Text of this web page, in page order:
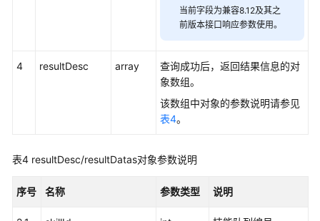
列
口
当前字段为兼容8.12及其之
前版本接口响应参数使用。
4 resultDesc array
查询成功后，返回结果信息的对
象数组。
该数组中对象的参数说明请参见
表4。
表4 resultDesc/resultDatas对象参数说明
序号 名称 参数类型 说明